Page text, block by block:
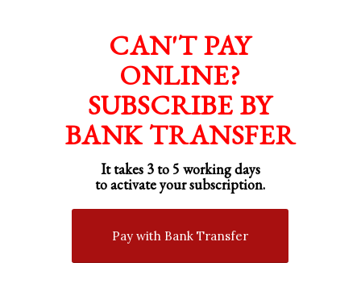
CAN'T PAY
ONLINE?
SUBSCRIBE BY
BANK TRANSFER
It takes 3 to 5 working days
to activate your subscription.
Pay with Bank Transfer